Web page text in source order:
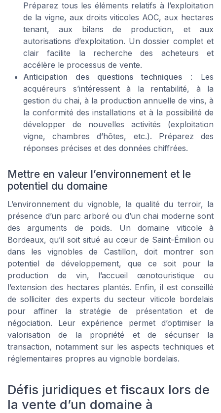
Préparez tous les éléments relatifs à l’exploitation
de la vigne, aux droits viticoles AOC, aux hectares
tenant, aux bilans de production, et aux
autorisations d’exploitation. Un dossier complet et
clair facilite la recherche des acheteurs et
accélère le processus de vente.
Anticipation des questions techniques : Les
acquéreurs s’intéressent à la rentabilité, à la
gestion du chai, à la production annuelle de vins, à
la conformité des installations et à la possibilité de
développer de nouvelles activités (exploitation
vigne, chambres d’hôtes, etc.). Préparez des
réponses précises et des données chiffrées.
Mettre en valeur l’environnement et le
potentiel du domaine
L’environnement du vignoble, la qualité du terroir, la
présence d’un parc arboré ou d’un chai moderne sont
des arguments de poids. Un domaine viticole à
Bordeaux, qu’il soit situé au cœur de Saint-Émilion ou
dans les vignobles de Castillon, doit montrer son
potentiel de développement, que ce soit pour la
production de vin, l’accueil œnotouristique ou
l’extension des hectares plantés. Enfin, il est conseillé
de solliciter des experts du secteur viticole bordelais
pour affiner la stratégie de présentation et de
négociation. Leur expérience permet d’optimiser la
valorisation de la propriété et de sécuriser la
transaction, notamment sur les aspects techniques et
réglementaires propres au vignoble bordelais.
Défis juridiques et fiscaux lors de
la vente d’un domaine à